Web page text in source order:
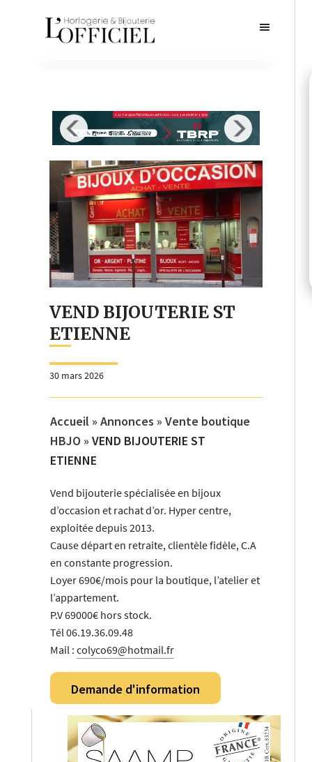
VEND BIJOUTERIE ST
ETIENNE
30 mars 2026
Accueil » Annonces » Vente boutique
HBJO » VEND BIJOUTERIE ST
ETIENNE
Vend bijouterie spécialisée en bijoux
d’occasion et rachat d’or. Hyper centre,
exploitée depuis 2013.
Cause départ en retraite, clientèle fidèle, C.A
en constante progression.
Loyer 690€/mois pour la boutique, l’atelier et
l’appartement.
P.V 69000€ hors stock.
Tél 06.19.36.09.48
Mail : colyco69@hotmail.fr
Demande d'information